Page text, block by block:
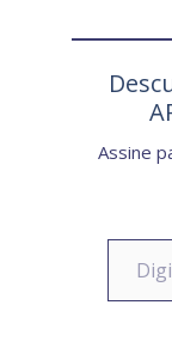
Assine
Digite seu e-mail…